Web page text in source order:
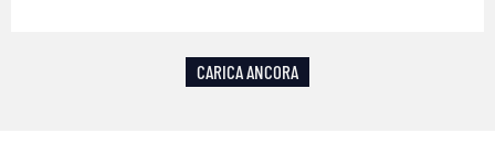
CARICA ANCORA